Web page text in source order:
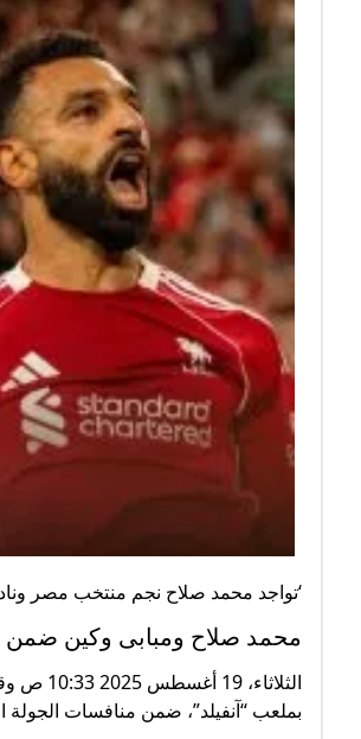
‘تواجد محمد صلاح نجم منتخب مصر ونادى ليفربول الإنجليزى
محمد صلاح ومبابى وكين ضمن أفضل 10 هدافين فى دوريات
بملعب “آنفيلد”، ضمن منافسات الجولة